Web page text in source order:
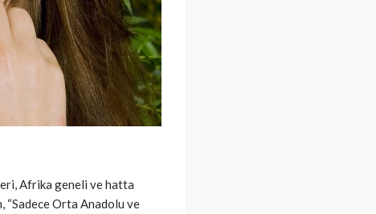
Afrika geneli ve hatta
“Sadece Orta Anadolu ve